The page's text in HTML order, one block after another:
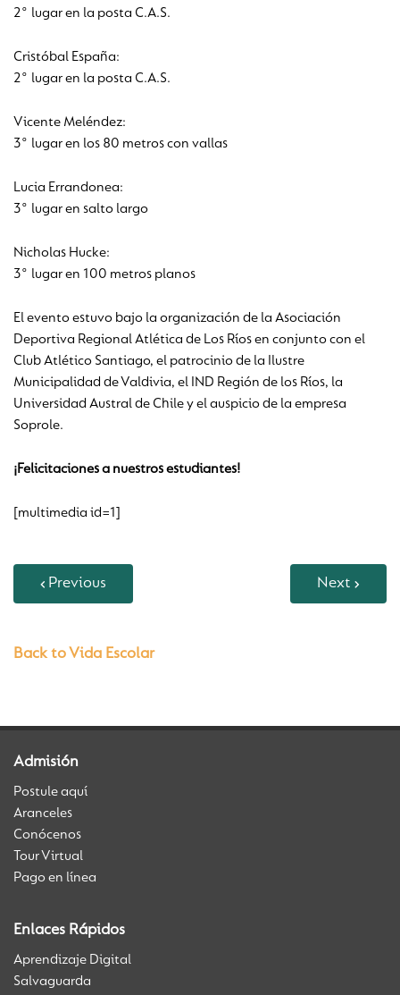
2° lugar en la posta C.A.S.
Cristóbal España:
2° lugar en la posta C.A.S.
Vicente Meléndez:
3° lugar en los 80 metros con vallas
Lucia Errandonea:
3° lugar en salto largo
Nicholas Hucke:
3° lugar en 100 metros planos
El evento estuvo bajo la organización de la Asociación
Deportiva Regional Atlética de Los Ríos en conjunto con el
Club Atlético Santiago, el patrocinio de la Ilustre
Municipalidad de Valdivia, el IND Región de los Ríos, la
Universidad Austral de Chile y el auspicio de la empresa
Soprole.
¡Felicitaciones a nuestros estudiantes!
[multimedia id=1]
Previous Next
Back to Vida Escolar
Admisión
Postule aquí
Aranceles
Conócenos
Tour Virtual
Pago en línea
Enlaces Rápidos
Aprendizaje Digital
Salvaguarda